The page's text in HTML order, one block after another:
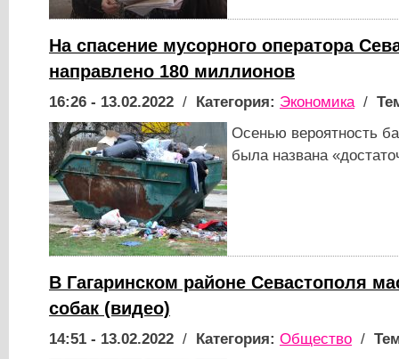
На спасение мусорного оператора
направлено 180 миллионов
16:26 - 13.02.2022 / Категория: Экономика/
Осенью вероятность
была названа
В Гагаринском районе Севастополя
собак (видео)
14:51 - 13.02.2022 / Категория: Общество /